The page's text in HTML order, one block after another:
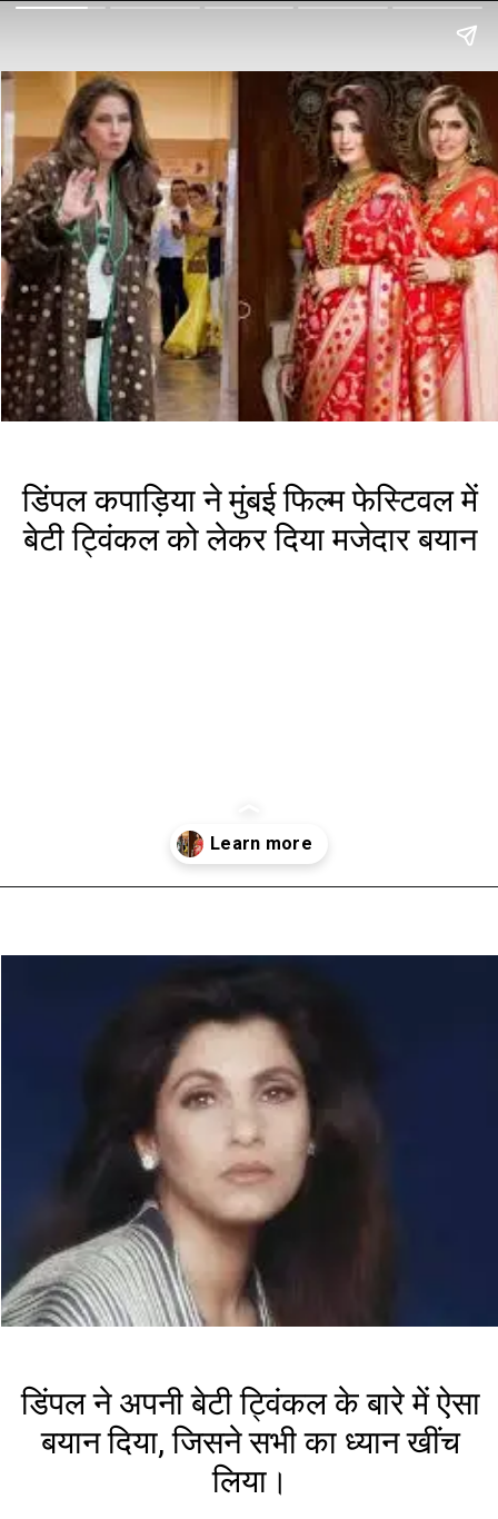
डिंपल कपाड़िया ने मुंबई फिल्म फेस्टिवल में
बेटी ट्विंकल को लेकर दिया मजेदार बयान
डिंपल ने अपनी बेटी ट्विंकल के बारे में ऐसा
बयान दिया, जिसने सभी का ध्यान खींच
लिया।